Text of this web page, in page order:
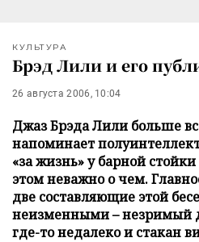
КУЛЬТУРА
Брэд Лили и его
26 августа 2006, 10:04
Джаз Брэда Лили больше
напоминает
«за жизнь» у барной
этом неважно о чем.
две составляющие этой
неизменными – незримый
где-то недалеко и стакан